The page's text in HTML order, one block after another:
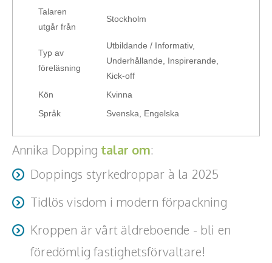
för värdeskapande och målgruppsanpassad
kommunikation, både internt och externt.
“Min passion för lyckosamma konstellationer gör att jag
kontinuerligt screenar skeenden inom vitt skilda discipliner
samarbetspartners, potentiellt fruktbara allianser etc att
En målsättning jag fick med mig från min TV-
såväl “aha”, “ha” som “ah””.
Talaren
utgår från
Stockholm
Typ av
föreläsning
Utbildande / Informativ,
Underhållande, Inspirerande,
Kick-off
Kön
Kvinna
Språk
Svenska, Engelska
Annika Dopping talar om:
Doppings styrkedroppar à la 2025
Tidlös visdom i modern förpackning
Kroppen är vårt äldreboende - bli en
föredömlig fastighetsförvaltare!